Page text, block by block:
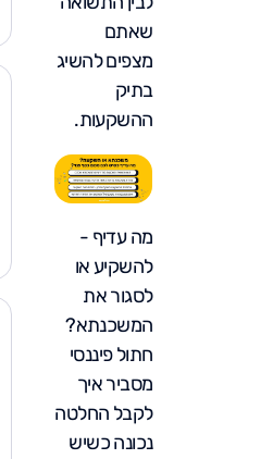
שאתם
מצפים להשיג
בתיק
ההשקעות.
מה עדיף -
להשקיע או
לסגור את
המשכנתא?
חתול פיננסי
מסביר איך
לקבל החלטה
נכונה כשיש